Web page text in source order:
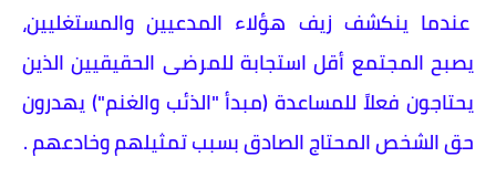
عندما ينكشف زيف هؤلاء المدعيين والمستغليين،
يصبح المجتمع أقل استجابة للمرضى الحقيقيين الذين
يحتاجون فعلاً للمساعدة (مبدأ "الذئب والغنم") يهدرون
حق الشخص المحتاج الصادق بسبب تمثيلهم وخادعهم .